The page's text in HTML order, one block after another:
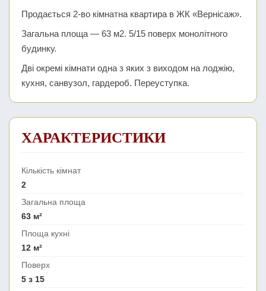
Продається 2-во кімнатна квартира в ЖК «Вернісаж».
Загальна площа — 63 м2. 5/15 поверх монолітного
будинку.
Дві окремі кімнати одна з яких з виходом на лоджію,
кухня, санвузол, гардероб. Переуступка.
ХАРАКТЕРИСТИКИ
Кількість кімнат
2
Загальна площа
63 м²
Площа кухні
12 м²
Поверх
5 з 15